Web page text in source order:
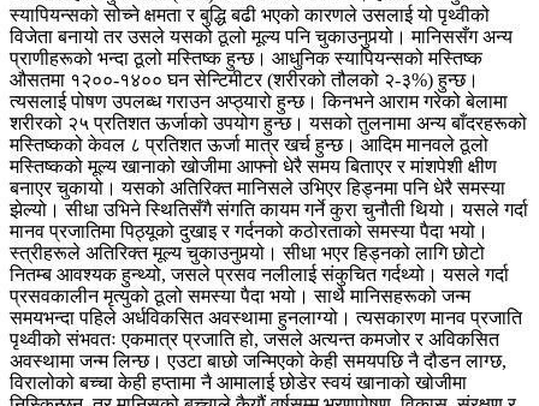
स्यापियन्सको सोच्ने क्षमता र बुद्धि बढी भएको कारणले उसलाई यो पृथ्वीको
विजेता बनायो तर उसले यसको ठूलो मूल्य पनि चुकाउनुपर्‍यो। मानिससँग अन्य
प्राणीहरूको भन्दा ठूलो मस्तिष्क हुन्छ। आधुनिक स्यापियन्सको मस्तिष्क
औसतमा १२००-१४०० घन सेन्टिमीटर (शरीरको तौलको २-३%) हुन्छ।
त्यसलाई पोषण उपलब्ध गराउन अप्ठ्यारो हुन्छ। किनभने आराम गरेको बेलामा
शरीरको २५ प्रतिशत ऊर्जाको उपयोग हुन्छ। यसको तुलनामा अन्य बाँदरहरूको
मस्तिष्कको केवल ८ प्रतिशत ऊर्जा मात्र खर्च हुन्छ। आदिम मानवले ठूलो
मस्तिष्कको मूल्य खानाको खोजीमा आफ्नो धेरै समय बिताएर र मांशपेशी क्षीण
बनाएर चुकायो। यसको अतिरिक्त मानिसले उभिएर हिड्नमा पनि धेरै समस्या
झेल्यो। सीधा उभिने स्थितिसँगै संगति कायम गर्ने कुरा चुनौती थियो। यसले गर्दा
मानव प्रजातिमा पिठ्यूको दुखाइ र गर्दनको कठोरताको समस्या पैदा भयो।
स्त्रीहरूले अतिरिक्त मूल्य चुकाउनुपर्‍यो। सीधा भएर हिड्नको लागि छोटो
नितम्ब आवश्यक हुन्थ्यो, जसले प्रसव नलीलाई संकुचित गर्दथ्यो। यसले गर्दा
प्रसवकालीन मृत्युको ठूलो समस्या पैदा भयो। साथै मानिसहरूको जन्म
समयभन्दा पहिले अर्धविकसित अवस्थामा हुनलाग्यो। त्यसकारण मानव प्रजाति
पृथ्वीको संभवतः एकमात्र प्रजाति हो, जसले अत्यन्त कमजोर र अविकसित
अवस्थामा जन्म लिन्छ। एउटा बाछो जन्मिएको केही समयपछि नै दौडन लाग्छ,
विरालोको बच्चा केही हप्तामा नै आमालाई छोडेर स्वयं खानाको खोजीमा